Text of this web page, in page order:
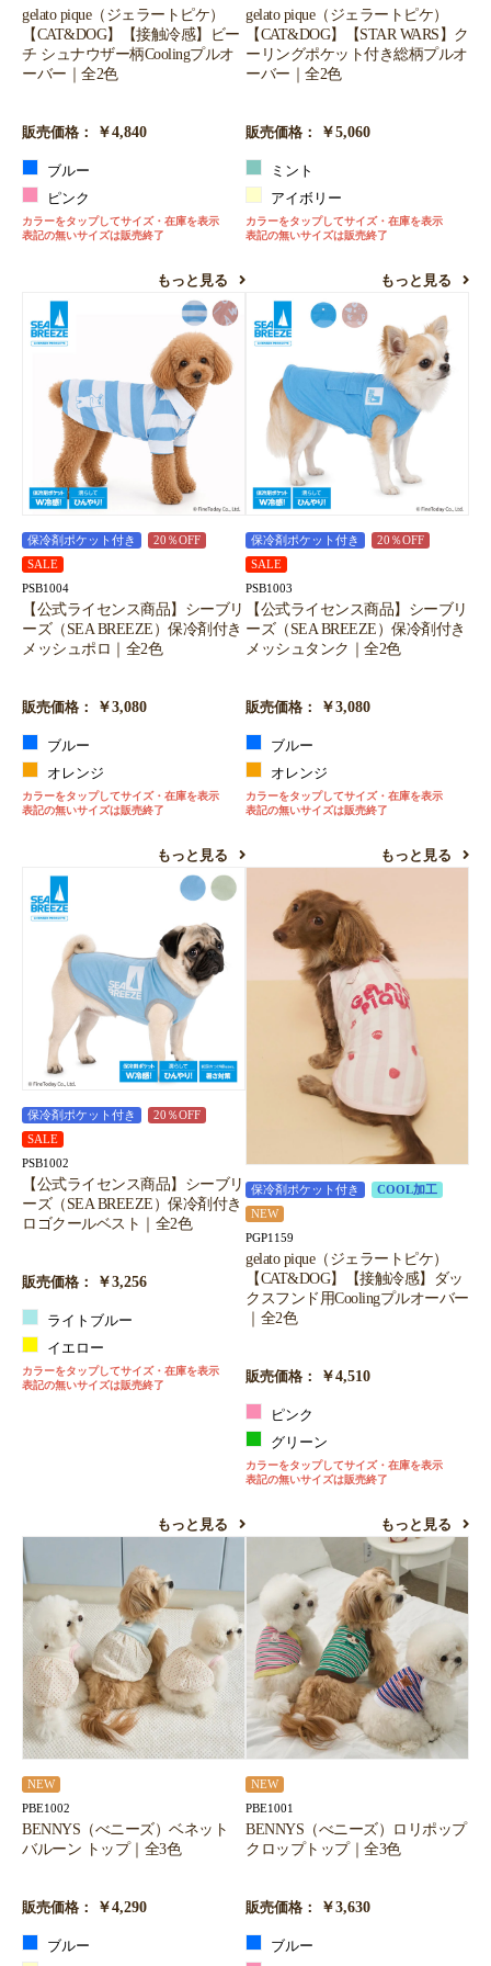
gelato pique（ジェラートピケ）
【CAT&DOG】【接触冷感】ビー
チ シュナウザー柄Coolingプルオ
ーバー｜全2色
販売価格： ￥4,840
ブルー
ピンク
カラーをタップしてサイズ・在庫を表示
表記の無いサイズは販売終了
もっと見る
gelato pique（ジェラートピケ）
【CAT&DOG】【STAR WARS】ク
ーリングポケット付き総柄プルオ
ーバー｜全2色
販売価格： ￥5,060
ミント
アイボリー
カラーをタップしてサイズ・在庫を表示
表記の無いサイズは販売終了
もっと見る
保冷剤ポケット付き
20％OFF
SALE
PSB1004
【公式ライセンス商品】シーブリ
ーズ（SEA BREEZE）保冷剤付き
メッシュポロ｜全2色
販売価格： ￥3,080
ブルー
オレンジ
カラーをタップしてサイズ・在庫を表示
表記の無いサイズは販売終了
もっと見る
保冷剤ポケット付き
20％OFF
SALE
PSB1003
【公式ライセンス商品】シーブリ
ーズ（SEA BREEZE）保冷剤付き
メッシュタンク｜全2色
販売価格： ￥3,080
ブルー
オレンジ
カラーをタップしてサイズ・在庫を表示
表記の無いサイズは販売終了
もっと見る
保冷剤ポケット付き
20％OFF
SALE
PSB1002
【公式ライセンス商品】シーブリ
ーズ（SEA BREEZE）保冷剤付き
ロゴクールベスト｜全2色
販売価格： ￥3,256
ライトブルー
イエロー
カラーをタップしてサイズ・在庫を表示
表記の無いサイズは販売終了
もっと見る
保冷剤ポケット付き
COOL加工
NEW
PGP1159
gelato pique（ジェラートピケ）
【CAT&DOG】【接触冷感】ダッ
クスフンド用Coolingプルオーバー
｜全2色
販売価格： ￥4,510
ピンク
グリーン
カラーをタップしてサイズ・在庫を表示
表記の無いサイズは販売終了
もっと見る
NEW
PBE1002
BENNYS（べニーズ）ベネット
バルーン トップ｜全3色
販売価格： ￥4,290
ブルー
NEW
PBE1001
BENNYS（べニーズ）ロリポップ
クロップトップ｜全3色
販売価格： ￥3,630
ブルー